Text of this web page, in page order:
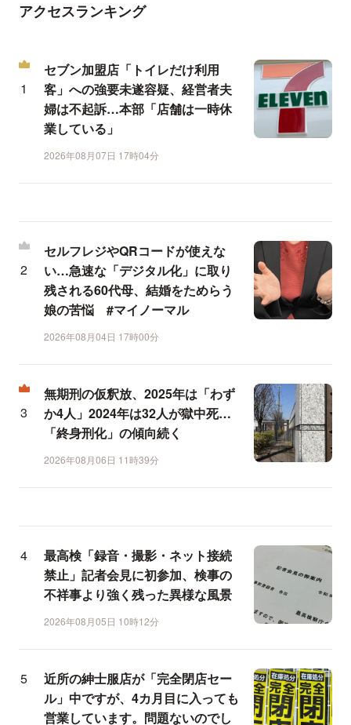
アクセスランキング
セブン加盟店「トイレだけ利用
客」への強要未遂容疑、経営者夫
婦は不起訴…本部「店舗は一時休
業している」
2026年08月07日 17時04分
セルフレジやQRコードが使えな
い…急速な「デジタル化」に取り
残される60代母、結婚をためらう
娘の苦悩 #マイノーマル
2026年08月04日 17時00分
無期刑の仮釈放、2025年は「わず
か4人」2024年は32人が獄中死…
「終身刑化」の傾向続く
2026年08月06日 11時39分
最高検「録音・撮影・ネット接続
禁止」記者会見に初参加、検事の
不祥事より強く残った異様な風景
2026年08月05日 10時12分
近所の紳士服店が「完全閉店セー
ル」中ですが、4カ月目に入っても
営業しています。問題ないのでし